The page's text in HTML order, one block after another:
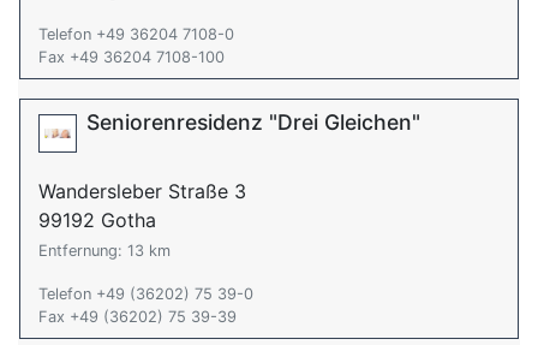
Telefon +49 36204 7108-0
Fax +49 36204 7108-100
Seniorenresidenz "Drei Gleichen"
Wandersleber Straße 3
99192 Gotha
Entfernung: 13 km
Telefon +49 (36202) 75 39-0
Fax +49 (36202) 75 39-39